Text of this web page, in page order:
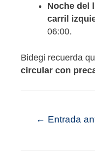
Noche del
carril
06:00.
Bidegi recuerda
circular con
← Entrada